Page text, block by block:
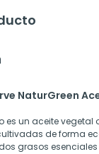
NaturGreen
es un aceite
de forma
grasos